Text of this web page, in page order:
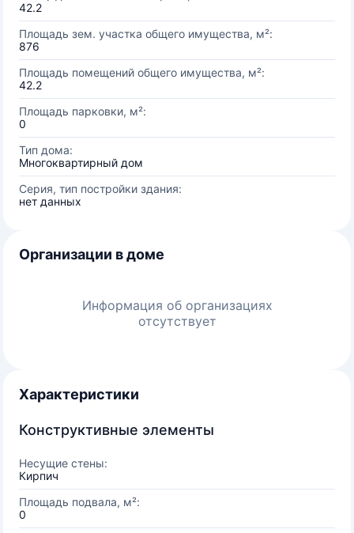
42.2
Площадь зем. участка общего имущества, м²:
876
Площадь помещений общего имущества, м²:
42.2
Площадь парковки, м²:
0
Тип дома:
Многоквартирный дом
Серия, тип постройки здания:
нет данных
Организации в доме
Информация об организациях
отсутствует
Характеристики
Конструктивные элементы
Несущие стены:
Кирпич
Площадь подвала, м²:
0